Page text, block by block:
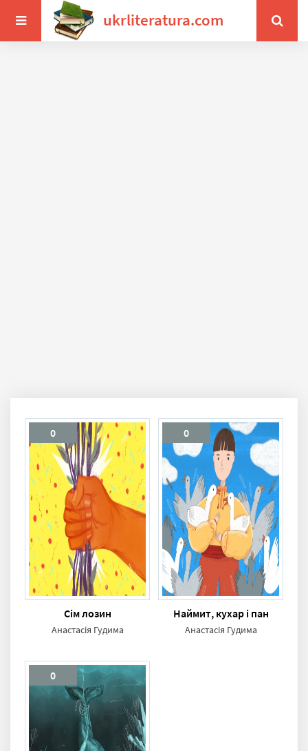
ukrliteratura.com
0
Сім лозин
Анастасія Гудима
0
Наймит, кухар і пан
Анастасія Гудима
0